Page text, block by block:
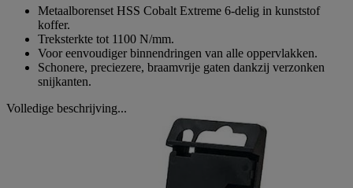
Metaalborenset HSS Cobalt Extreme 6-delig in kunststof
koffer.
Treksterkte tot 1100 N/mm.
Voor eenvoudiger binnendringen van alle oppervlakken.
Schonere, preciezere, braamvrije gaten dankzij verzonken
snijkanten.
Volledige beschrijving...